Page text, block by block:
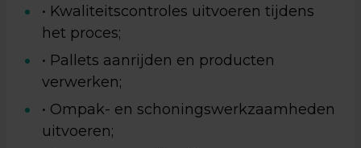
• Kwaliteitscontroles uitvoeren tijdens
het proces;
• Pallets aanrijden en producten
verwerken;
• Ompak- en schoningswerkzaamheden
uitvoeren;